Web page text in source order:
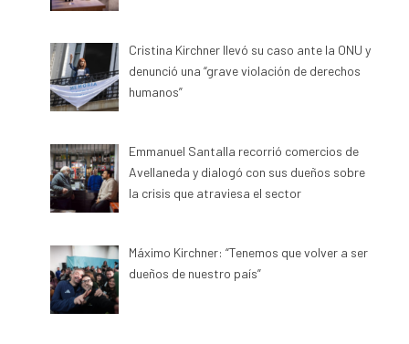
Cristina Kirchner llevó su caso ante la ONU y
denunció una “grave violación de derechos
humanos”
Emmanuel Santalla recorrió comercios de
Avellaneda y dialogó con sus dueños sobre
la crisis que atraviesa el sector
Máximo Kirchner: “Tenemos que volver a ser
dueños de nuestro país”